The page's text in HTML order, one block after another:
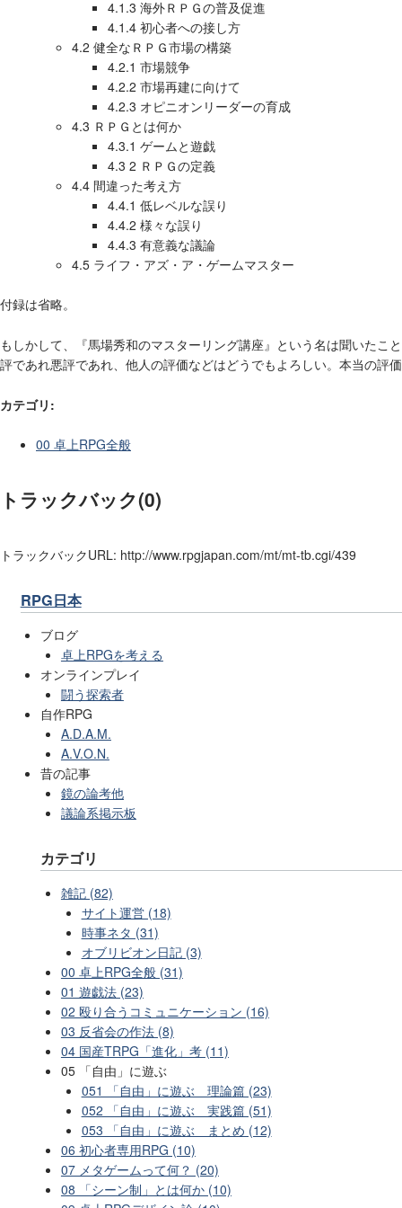
4.1.3 海外ＲＰＧの普及促進
4.1.4 初心者への接し方
4.2 健全なＲＰＧ市場の構築
4.2.1 市場競争
4.2.2 市場再建に向けて
4.2.3 オピニオンリーダーの育成
4.3 ＲＰＧとは何か
4.3.1 ゲームと遊戯
4.3 2 ＲＰＧの定義
4.4 間違った考え方
4.4.1 低レベルな誤り
4.4.2 様々な誤り
4.4.3 有意義な議論
4.5 ライフ・アズ・ア・ゲームマスター
付録は省略。
もしかして、『馬場秀和のマスターリング講座』という名は聞いた
評であれ悪評であれ、他人の評価などはどうでもよろしい。本当の評
カテゴリ :
00 卓上RPG全般
トラックバック(0)
トラックバックURL: http://www.rpgjapan.com/mt/mt-tb.cgi/439
RPG日本
ブログ
卓上RPGを考える
オンラインプレイ
闘う探索者
自作RPG
A.D.A.M.
A.V.O.N.
昔の記事
鏡の論考他
議論系掲示板
カテゴリ
雑記 (82)
サイト運営 (18)
時事ネタ (31)
オブリビオン日記 (3)
00 卓上RPG全般 (31)
01 遊戯法 (23)
02 殴り合うコミュニケーション (16)
03 反省会の作法 (8)
04 国産TRPG「進化」考 (11)
05 「自由」に遊ぶ
051 「自由」に遊ぶ 理論篇 (23)
052 「自由」に遊ぶ 実践篇 (51)
053 「自由」に遊ぶ まとめ (12)
06 初心者専用RPG (10)
07 メタゲームって何？ (20)
08 「シーン制」とは何か (10)